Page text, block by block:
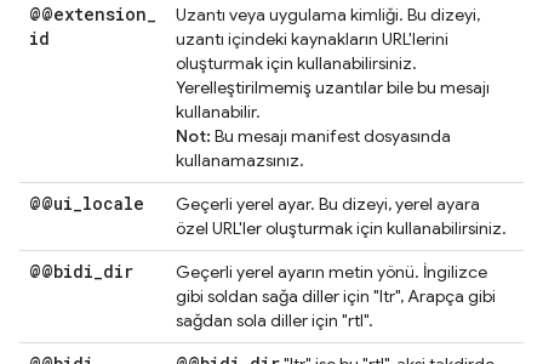
@@extension
id
Uzantı veya uygulama kimliği. Bu dizeyi,
uzantı içindeki kaynakların URL'lerini
oluşturmak için kullanabilirsiniz.
Yerelleştirilmemiş uzantılar bile bu mesajı
kullanabilir.
Not: Bu mesajı manifest dosyasında
kullanamazsınız.
@@ui locale
Geçerli yerel ayar. Bu dizeyi, yerel ayara
özel URL'ler oluşturmak için kullanabilirsiniz.
@@bidi dir
Geçerli yerel ayarın metin yönü. İngilizce
gibi soldan sağa diller için "ltr", Arapça gibi
sağdan sola diller için "rtl".